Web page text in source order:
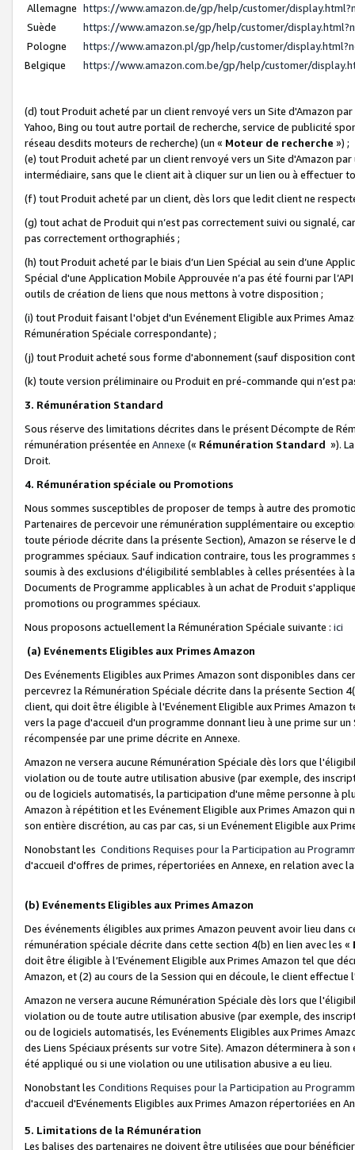
Allemagne https://www.amazon.de/gp/help/customer/
Suède
https://www.amazon.se/gp/help/customer/
Pologne
https://www.amazon.pl/gp/help/customer/
Belgique
https://www.amazon.com.be/gp/help/customer/
(d) tout Produit acheté par un client renvoyé vers un Site d'Amazon
Yahoo, Bing ou tout autre portail de recherche, service de publicité
réseau desdits moteurs de recherche) (un « Moteur de recherche ») ;
(e) tout Produit acheté par un client renvoyé vers un Site d'Amazon
intermédiaire, sans que le client ait à cliquer sur un lien ou à
(f) tout Produit acheté par un client, dès lors que ledit client ne
(g) tout achat de Produit qui n’est pas correctement suivi ou signalé,
pas correctement orthographiés ;
(h) tout Produit acheté par le biais d’un Lien Spécial au sein d’une
Spécial d'une Application Mobile Approuvée n’a pas été fourni par
outils de création de liens que nous mettons à votre disposition ;
(i) tout Produit faisant l'objet d'un Evénement Eligible aux Primes
Rémunération Spéciale correspondante) ;
(j) tout Produit acheté sous forme d'abonnement (sauf disposition
(k) toute version préliminaire ou Produit en pré-commande qui n’est
3. Rémunération Standard
Sous réserve des limitations décrites dans le présent Décompte de
rémunération présentée en Annexe (« Rémunération Standard »).
Droit.
4. Rémunération spéciale ou Promotions
Nous sommes susceptibles de proposer de temps à autre des
Partenaires de percevoir une rémunération supplémentaire ou
toute période décrite dans la présente Section), Amazon se réserve
programmes spéciaux. Sauf indication contraire, tous les
soumis à des exclusions d'éligibilité semblables à celles présentées à
Documents de Programme applicables à un achat de Produit
promotions ou programmes spéciaux.
Nous proposons actuellement la Rémunération Spéciale suivante : ici
(a) Evénements Eligibles aux Primes Amazon
Des Evénements Eligibles aux Primes Amazon sont disponibles dans
percevrez la Rémunération Spéciale décrite dans la présente Section
client, qui doit être éligible à l'Evénement Eligible aux Primes Amazon
vers la page d'accueil d'un programme donnant lieu à une prime sur
récompensée par une prime décrite en Annexe.
Amazon ne versera aucune Rémunération Spéciale dès lors que
violation ou de toute autre utilisation abusive (par exemple, des
ou de logiciels automatisés, la participation d'une même personne à
Amazon à répétition et les Evénement Eligible aux Primes Amazon qui
son entière discrétion, au cas par cas, si un Evénement Eligible aux
Nonobstant les Conditions Requises pour la Participation au
d'accueil d'offres de primes, répertoriées en Annexe, en relation avec
(b) Evénements Eligibles aux Primes Amazon
Des événements éligibles aux primes Amazon peuvent avoir lieu dans
rémunération spéciale décrite dans cette section 4(b) en lien avec les «
doit être éligible à l’Evénement Eligible aux Primes Amazon tel que
Amazon, et (2) au cours de la Session qui en découle, le client
Amazon ne versera aucune Rémunération Spéciale dès lors que
violation ou de toute autre utilisation abusive (par exemple, des
ou de logiciels automatisés, les Evénements Eligibles aux Primes
des Liens Spéciaux présents sur votre Site). Amazon déterminera à
été appliqué ou si une violation ou une utilisation abusive a eu lieu.
Nonobstant les Conditions Requises pour la Participation au
d'accueil d'Evénements Eligibles aux Primes Amazon répertoriées en
5. Limitations de la Rémunération
Les balises des partenaires ne doivent être utilisées que pour